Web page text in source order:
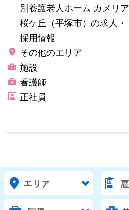
別養護老人ホーム カメリア
桜ケ丘（平塚市）の求人・
採用情報
その他のエリア
施設
看護師
正社員